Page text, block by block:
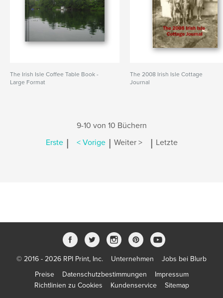
The Irish Isle Coffee Table Book -
Large Format
The 2008 Irish Isle Cottage
Journal
9-10 von 10 Büchern
Erste | < Vorige | Weiter > | Letzte
© 2016 - 2026 RPI Print, Inc. Unternehmen
Jobs bei Blurb
Preise
Datenschutzbestimmungen
Impressum
Richtlinien zu Cookies
Kundenservice Sitemap